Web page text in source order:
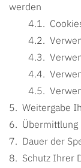
werden
Weitergabe
Übermittlung
Dauer der
Schutz Ihrer